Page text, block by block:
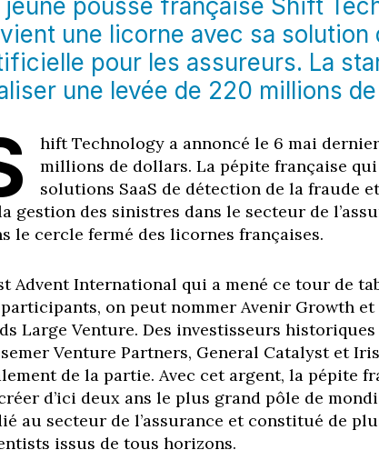
jeune pousse française Shift
une licorne avec sa solution
pour les assureurs. La
une levée de 220 millions
hift Technology a annoncé le 6 mai
millions de dollars. La pépite française qui
solutions SaaS de détection de la fraude
gestion des sinistres dans le secteur de
le cercle fermé des licornes françaises.
Advent International qui a mené ce tour de
on peut nommer Avenir Growth et
Large Venture. Des investisseurs historiques
Venture Partners, General Catalyst et
de la partie. Avec cet argent, la pépite
d’ici deux ans le plus grand pôle de
au secteur de l’assurance et constitué de
issus de tous horizons.